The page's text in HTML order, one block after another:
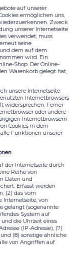
auf unserer
ermöglichen uns,
Zweck
unserer Internetseite
verwendet, muss
seine
dem auf dem
wird. Ein
Shop. Der Online-
Warenkorb gelegt hat,
unsere Internetseite
Internetbrowsers
widersprechen. Ferner
oder andere
Internetbrowsern
Cookies in dem
Funktionen unserer
der Internetseite durch
Reihe von
Daten und
Erfasst werden
(2) das vom
Internetseite, von
gelangt (sogenannte
System auf
die Uhrzeit eines
(IP-Adresse), (7)
(8) sonstige ähnliche
von Angriffen auf